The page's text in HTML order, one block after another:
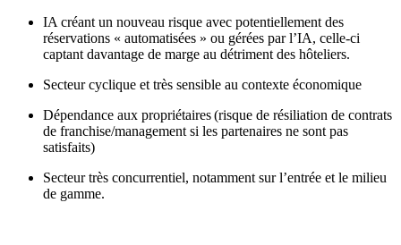
IA créant un nouveau risque avec potentiellement des
réservations « automatisées » ou gérées par l’IA, celle-ci
captant davantage de marge au détriment des hôteliers.
Secteur cyclique et très sensible au contexte économique
Dépendance aux propriétaires (risque de résiliation de contrats
de franchise/management si les partenaires ne sont pas
satisfaits)
Secteur très concurrentiel, notamment sur l’entrée et le milieu
de gamme.